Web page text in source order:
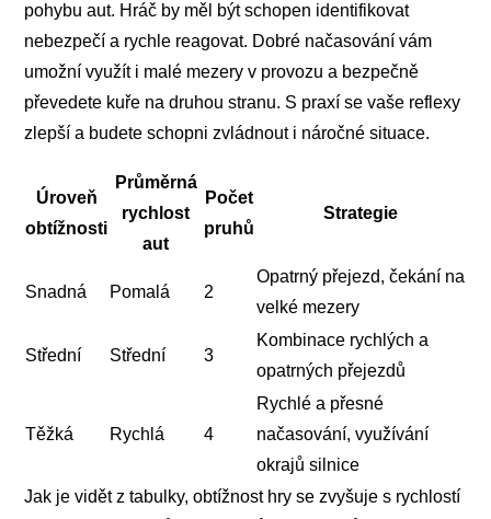
pohybu aut. Hráč by měl být schopen identifikovat
nebezpečí a rychle reagovat. Dobré načasování vám
umožní využít i malé mezery v provozu a bezpečně
převedete kuře na druhou stranu. S praxí se vaše reflexy
zlepší a budete schopni zvládnout i náročné situace.
Úroveň
obtížnosti
Průměrná
rychlost
aut
Počet
pruhů
Strategie
Snadná Pomalá 2
Opatrný přejezd, čekání na
velké mezery
Střední Střední 3
Kombinace rychlých a
opatrných přejezdů
Těžká Rychlá 4
Rychlé a přesné
načasování, využívání
okrajů silnice
Jak je vidět z tabulky, obtížnost hry se zvyšuje s rychlostí